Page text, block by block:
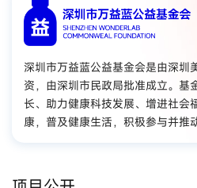
深圳市万益蓝公益基金会是由深圳
资，由深圳市民政局批准成立。基
长、助力健康科技发展、增进社会
康，普及健康生活，积极参与并推